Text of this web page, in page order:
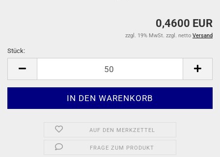
0,4600 EUR
zzgl. 19% MwSt. zzgl. netto Versand
Stück:
AUF DEN MERKZETTEL
FRAGE ZUM PRODUKT